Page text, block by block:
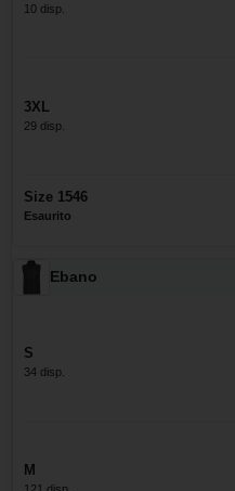
10 disp.
3XL
29 disp.
Size 1546
Esaurito
Ebano
S
34 disp.
M
121 disp.